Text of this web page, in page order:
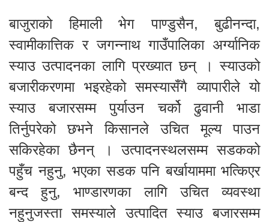
बाजुराको हिमाली भेग पाण्डुसैन, बुढीनन्दा,
स्वामीकात्तिक र जगन्नाथ गाउँपालिका अर्ग्यानिक
स्याउ उत्पादनका लागि प्रख्यात छन् । स्याउको
बजारीकरणमा भइरहेको समस्यासँगै व्यापारीले यो
स्याउ बजारसम्म पुर्याउन चर्को ढुवानी भाडा
तिर्नुपरेको छभने किसानले उचित मूल्य पाउन
सकिरहेका छैनन् । उत्पादनस्थलसम्म सडकको
पहुँच नहुनु, भएका सडक पनि बर्खायाममा भत्किएर
बन्द हुनु, भाण्डारणका लागि उचित व्यवस्था
नहुनुजस्ता समस्याले उत्पादित स्याउ बजारसम्म